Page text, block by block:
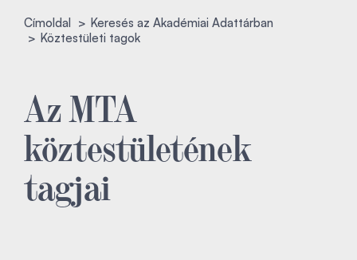
Címoldal
Keresés az Akadémiai Adattárban
Köztestületi tagok
Az MTA
köztestületének
tagjai